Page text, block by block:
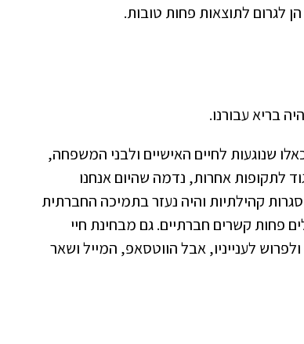
לגרום לתוצאות פחות טובות.
בריא עבורנו.
שנוגעות לחיים האישיים ולבני המשפחה,
לתקופות אחרות, נדמה שהיום אנחנו
קהילתיות והיה נעזר בתמיכה החברתית
פחות קשרים חברתיים. גם מבחינת חיי
לענייניו, אבל הווטסאפ, המייל ושאר